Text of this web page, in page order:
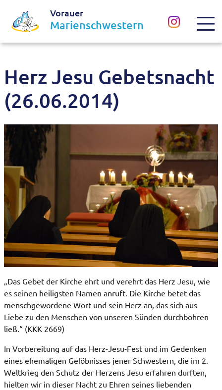
Vorauer
Marienschwestern
Herz Jesu Gebetsnacht
(26.06.2014)
„Das Gebet der Kirche ehrt und verehrt das Herz Jesu, wie
es seinen heiligsten Namen anruft. Die Kirche betet das
menschgewordene Wort und sein Herz an, das sich aus
Liebe zu den Menschen von unseren Sünden durchbohren
ließ.“ (KKK 2669)
In Vorbereitung auf das Herz-Jesu-Fest und im Gedenken
eines ehemaligen Gelöbnisses jener Schwestern, die im 2.
Weltkrieg den Schutz der Herzens Jesu erfahren durften,
hielten wir in dieser Nacht zu Ehren seines liebenden